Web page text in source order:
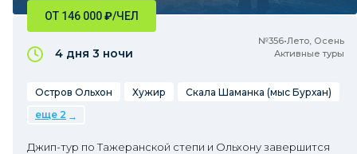
№356•Лето, Осень
Активные туры
ОТ 146 000₽/ЧЕЛ
4 дня 3 ночи
Остров Ольхон Хужир
Скала Шаманка (мыс Бурхан)
еще 2
Джип-тур по Тажеранской степи и Ольхону завершится